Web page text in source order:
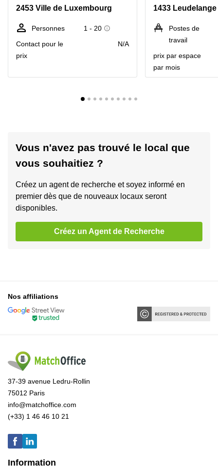
2453 Ville de Luxembourg
Personnes
1 - 20
Contact pour le
prix
N/A
1433 Leudelange
Postes de
travail
prix par espace
par mois
Vous n'avez pas trouvé le local que
vous souhaitiez ?
Créez un agent de recherche et soyez informé en
premier dès que de nouveaux locaux seront
disponibles.
Créez un Agent de Recherche
Nos affiliations
37-39 avenue Ledru-Rollin
75012 Paris
info@matchoffice.com
(+33) 1 46 46 10 21
Information